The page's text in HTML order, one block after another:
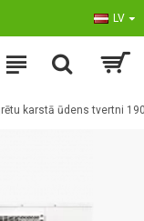
LV
karstā ūdens tvertni